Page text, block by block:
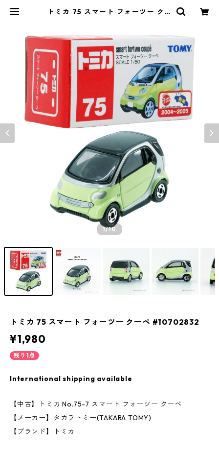
トミカ 75 スマート フォーツー クー
1/10
トミカ 75 スマート フォーツー クーペ #10702832
¥1,980
残り1点
International shipping available
【中古】トミカ No.75-7 スマート フォーツー クーペ
【メーカー】タカラトミー(TAKARA TOMY)
【ブランド】トミカ